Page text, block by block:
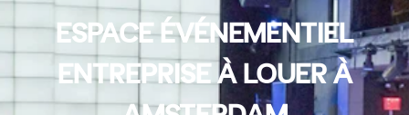
ESPACE ÉVÉNEMENTIEL
ENTREPRISE À LOUER À